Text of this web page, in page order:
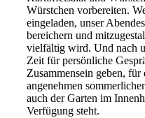
Würstchen vorbereiten.
eingeladen, unser
bereichern und
vielfältig wird. Und nach
Zeit für persönliche
Zusammensein geben,
angenehmen
auch der Garten im
Verfügung steht.